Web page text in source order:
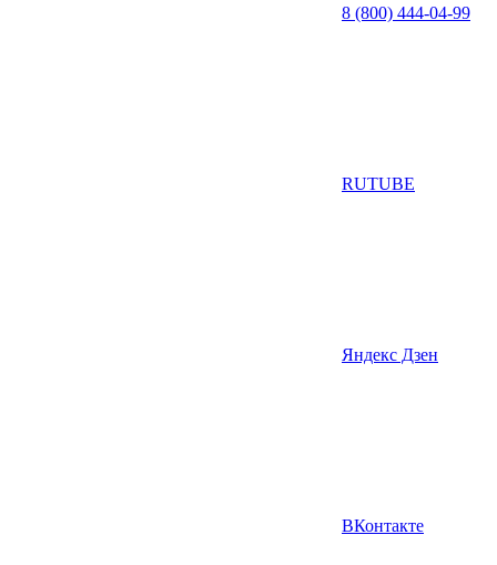
8 (800) 444-04-99
RUTUBE
Яндекс Дзен
ВКонтакте